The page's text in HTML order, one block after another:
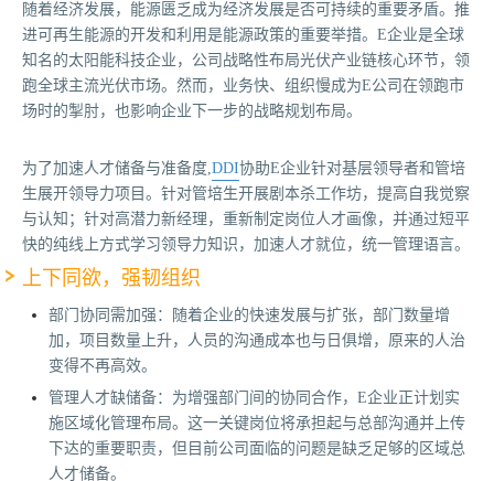
随着经济发展，能源匮乏成为经济发展是否可持续的重要矛盾。推
进可再生能源的开发和利用是能源政策的重要举措。E企业是全球
知名的太阳能科技企业，公司战略性布局光伏产业链核心环节，领
跑全球主流光伏市场。然而，业务快、组织慢成为E公司在领跑市
场时的掣肘，也影响企业下一步的战略规划布局。
为了加速人才储备与准备度, DDI协助E企业针对基层领导者和管培
生展开领导力项目。针对管培生开展剧本杀工作坊，提高自我觉察
与认知；针对高潜力新经理，重新制定岗位人才画像，并通过短平
快的纯线上方式学习领导力知识，加速人才就位，统一管理语言。
上下同欲，强韧组织
部门协同需加强：随着企业的快速发展与扩张，部门数量增
加，项目数量上升，人员的沟通成本也与日俱增，原来的人治
变得不再高效。
管理人才缺储备：为增强部门间的协同合作，E企业正计划实
施区域化管理布局。这一关键岗位将承担起与总部沟通并上传
下达的重要职责，但目前公司面临的问题是缺乏足够的区域总
人才储备。